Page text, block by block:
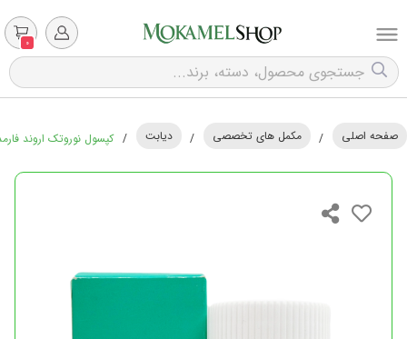
0
صفحه اصلی / مکمل های تخصصی / دیابت / کپسول نوروتک اروند فارمد - 60